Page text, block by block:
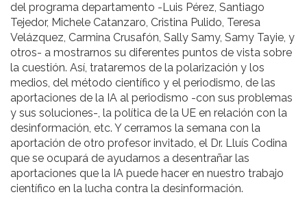
del programa departamento -Luis Pérez, Santiago
Tejedor, Michele Catanzaro, Cristina Pulido, Teresa
Velázquez, Carmina Crusafón, Sally Samy, Samy Tayie, y
otros- a mostrarnos su diferentes puntos de vista sobre
la cuestión. Así, trataremos de la polarización y los
medios, del método científico y el periodismo, de las
aportaciones de la IA al periodismo -con sus problemas
y sus soluciones-, la política de la UE en relación con la
desinformación, etc. Y cerramos la semana con la
aportación de otro profesor invitado, el Dr. Lluís Codina
que se ocupará de ayudarnos a desentrañar las
aportaciones que la IA puede hacer en nuestro trabajo
científico en la lucha contra la desinformación.